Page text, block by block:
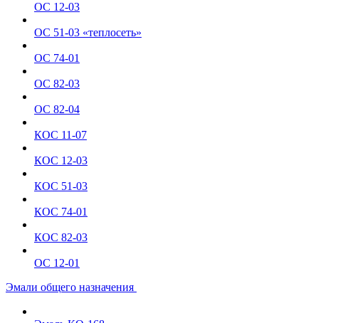
ОС 12-03
ОС 51-03 «теплосеть»
ОС 74-01
ОС 82-03
ОС 82-04
КОС 11-07
КОС 12-03
КОС 51-03
КОС 74-01
КОС 82-03
ОС 12-01
Эмали общего назначения